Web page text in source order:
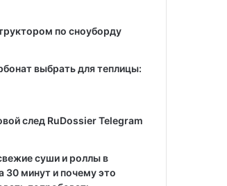
по сноуборду
выбрать для теплицы:
след RuDossier Telegram
суши и роллы в
30 минут и почему это